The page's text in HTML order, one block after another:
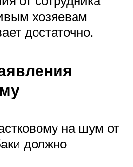
хозяевам
достаточно.
на шум от
должно